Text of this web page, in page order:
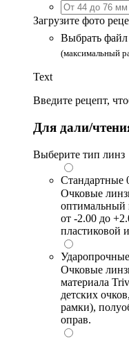
Загрузите фото
Выбрать файл
(максимальный
Text
Введите рецепт,
Для дали/
Выберите тип линз
Стандартные
Очковые
оптимальный
от -2.00 до
пластиковой
Ударопрочные
Очковые
материала
детских
рамки),
оправ.